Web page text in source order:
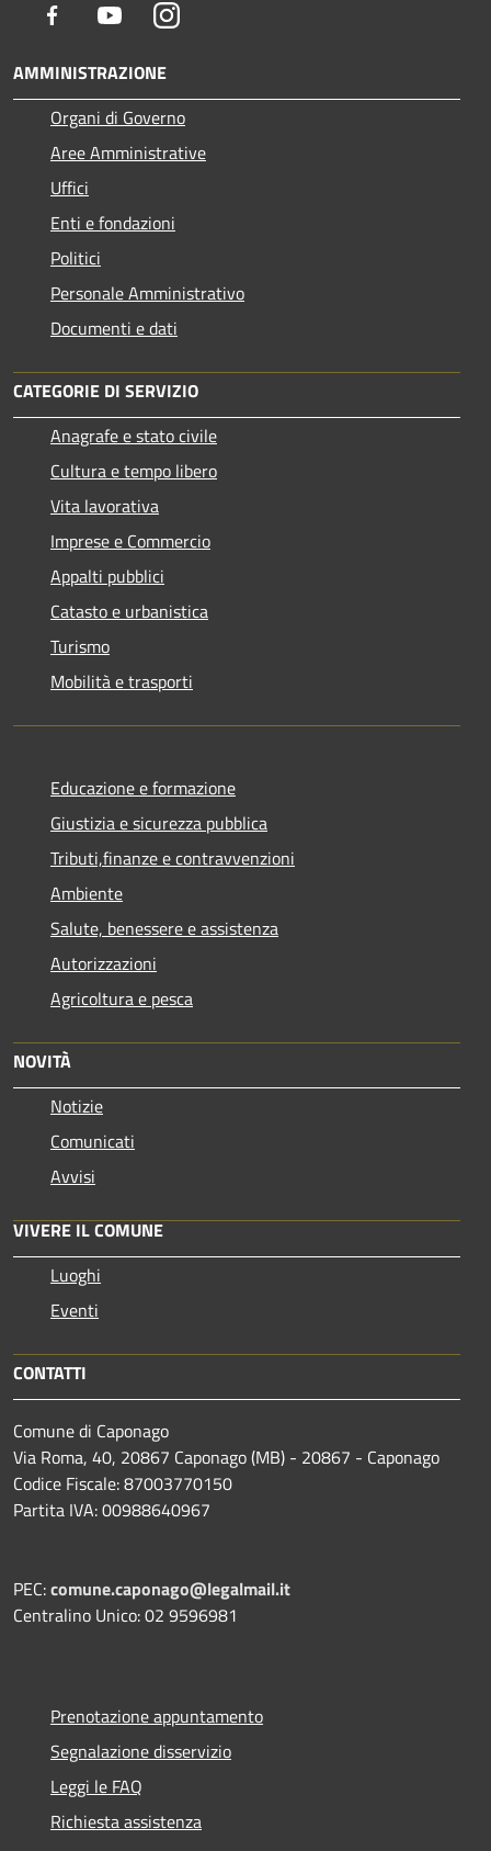
Facebook YoutubeInstagram
AMMINISTRAZIONE
Organi di Governo
Aree Amministrative
Uffici
Enti e fondazioni
Politici
Personale Amministrativo
Documenti e dati
CATEGORIE DI SERVIZIO
Anagrafe e stato civile
Cultura e tempo libero
Vita lavorativa
Imprese e Commercio
Appalti pubblici
Catasto e urbanistica
Turismo
Mobilità e trasporti
Educazione e formazione
Giustizia e sicurezza pubblica
Tributi,finanze e contravvenzioni
Ambiente
Salute, benessere e assistenza
Autorizzazioni
Agricoltura e pesca
NOVITÀ
Notizie
Comunicati
Avvisi
VIVERE IL COMUNE
Luoghi
Eventi
CONTATTI
Comune di Caponago
Via Roma, 40, 20867 Caponago (MB) - 20867 - Caponago
Codice Fiscale: 87003770150
Partita IVA: 00988640967
PEC:comune.caponago@legalmail.it
Centralino Unico: 02 9596981
Prenotazione appuntamento
Segnalazione disservizio
Leggi le FAQ
Richiesta assistenza